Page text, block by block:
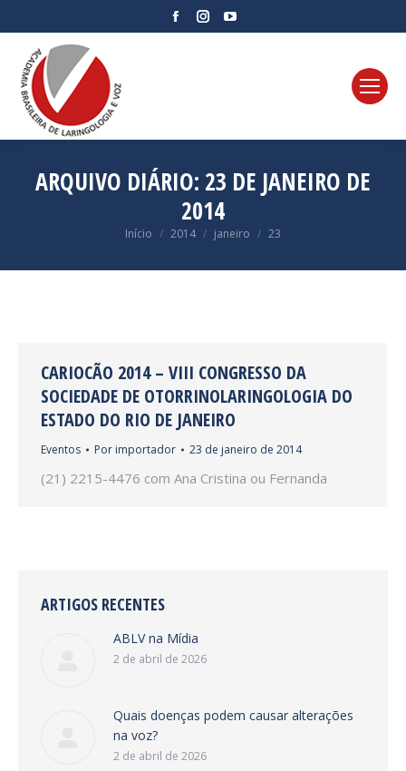
FacebookInstagram
ARQUIVO DIÁRIO: 23 DE JANEIRO DE
2014
Você está aqui:
Início 2014 janeiro 23
CARIOCÃO 2014 – VIII CONGRESSO DA
SOCIEDADE DE OTORRINOLARINGOLOGIA DO
ESTADO DO RIO DE JANEIRO
Eventos Por importador 23 de janeiro de 2014
(21) 2215-4476 com Ana Cristina ou Fernanda
ARTIGOS RECENTES
ABLV na Mídia
2 de abril de 2026
Quais doenças podem causar alterações
na voz?
2 de abril de 2026